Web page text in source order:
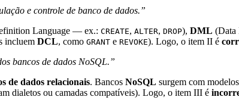
e controle de banco de dados.”
Language — ex.: CREATE, ALTER, DROP), DML (Data
incluem DCL, como GRANT e REVOKE). Logo, o item II é
bancos de dados NoSQL.”
de dados relacionais. Bancos NoSQL surgem com
dialetos ou camadas compatíveis). Logo, o item III é